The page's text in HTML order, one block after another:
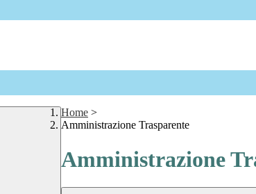
Home >
Amministrazione Trasparente
Amministrazione